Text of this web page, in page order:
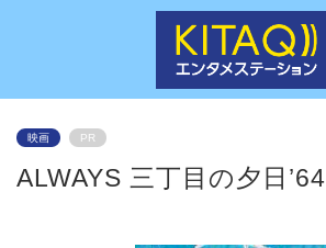
映画 PR
ALWAYS 三丁目の夕日’64